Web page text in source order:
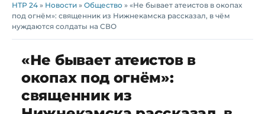
НТР 24 » Новости » Общество » «Не бывает атеистов в окопах
под огнём»: священник из Нижнекамска рассказал, в чём
нуждаются солдаты на СВО
«Не бывает атеистов в
окопах под огнём»:
священник из